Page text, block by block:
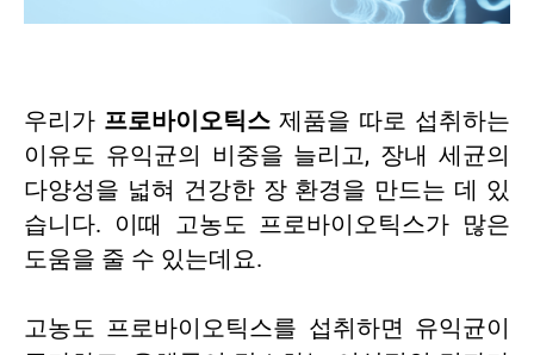
우리가 프로바이오틱스제품을 따로 섭취하는
이유도 유익균의 비중을 늘리고, 장내 세균의
다양성을 넓혀 건강한 장 환경을 만드는 데 있
습니다. 이때 고농도 프로바이오틱스가 많은
도움을 줄 수 있는데요.
고농도 프로바이오틱스를 섭취하면 유익균이